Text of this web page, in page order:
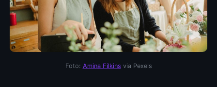
Foto: Amina Filkins via Pexels